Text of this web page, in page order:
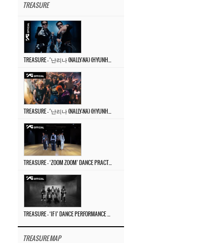
TREASURE
TREASURE MAP